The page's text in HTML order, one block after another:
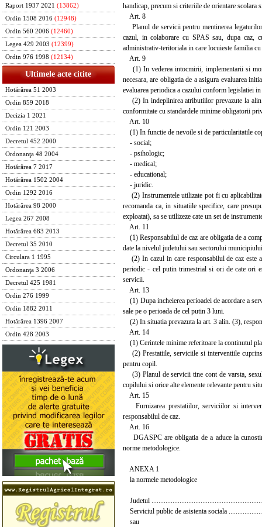
Raport 1937 2021 (13862)
Ordin 1508 2016 (12948)
Ordin 560 2006 (12460)
Legea 429 2003 (12399)
Ordin 976 1998 (12134)
Ultimele acte citite
Hotărârea 51 2003
Ordin 859 2018
Decizia 1 2021
Ordin 121 2003
Decretul 452 2000
Ordonanţa 48 2004
Hotărârea 7 2017
Hotărârea 1502 2004
Ordin 1292 2016
Hotărârea 98 2000
Legea 267 2008
Hotărârea 683 2013
Decretul 35 2010
Circulara 1 1995
Ordonanţa 3 2006
Decretul 425 1981
Ordin 276 1999
Ordin 1882 2011
Hotărârea 1396 2007
Ordin 428 2003
handicap, precum si criteriile de orientare scolara
Art. 8
Planul de servicii pentru mentinerea
cazul, in colaborare cu SPAS sau, dupa caz,
administrativ-teritoriala in care locuieste familia
Art. 9
(1) In vederea intocmirii, implementarii si
necesara, are obligatia de a asigura evaluarea
evaluarea periodica a cazului conform legislatiei
(2) In indeplinirea atributiilor prevazute la alin.
conformitate cu standardele minime obligatorii
Art. 10
(1) In functie de nevoile si de particularitatile
- social;
- psihologic;
- medical;
- educational;
- juridic.
(2) Instrumentele utilizate pot fi cu
recomanda ca, in situatiile specifice, care
exploatat), sa se utilizeze cate un set de
Art. 11
(1) Responsabilul de caz are obligatia de a
date la nivelul judetului sau sectorului
(2) In cazul in care responsabilul de caz este
periodic - cel putin trimestrial si ori de cate ori
servicii.
Art. 13
(1) Dupa incheierea perioadei de acordare a
sale pe o perioada de cel putin 3 luni.
(2) In situatia prevazuta la art. 3 alin. (3),
Art. 14
(1) Cerintele minime referitoare la continutul
(2) Prestatiile, serviciile si interventiile
pentru copil.
(3) Planul de servicii tine cont de varsta,
copilului si orice alte elemente relevante pentru
Art. 15
Furnizarea prestatiilor, serviciilor si
responsabilul de caz.
Art. 16
DGASPC are obligatia de a aduce la
norme metodologice.
ANEXA 1
la normele metodologice
Judetul
Serviciul public de asistenta sociala
sau